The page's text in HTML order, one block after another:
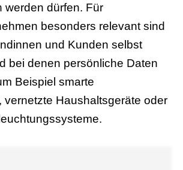
werden dürfen. Für
besonders relevant sind
und Kunden selbst
bei denen persönliche Daten
Beispiel smarte
vernetzte Haushaltsgeräte oder